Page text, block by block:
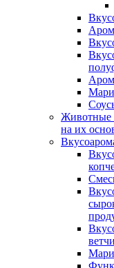
Животные
на их